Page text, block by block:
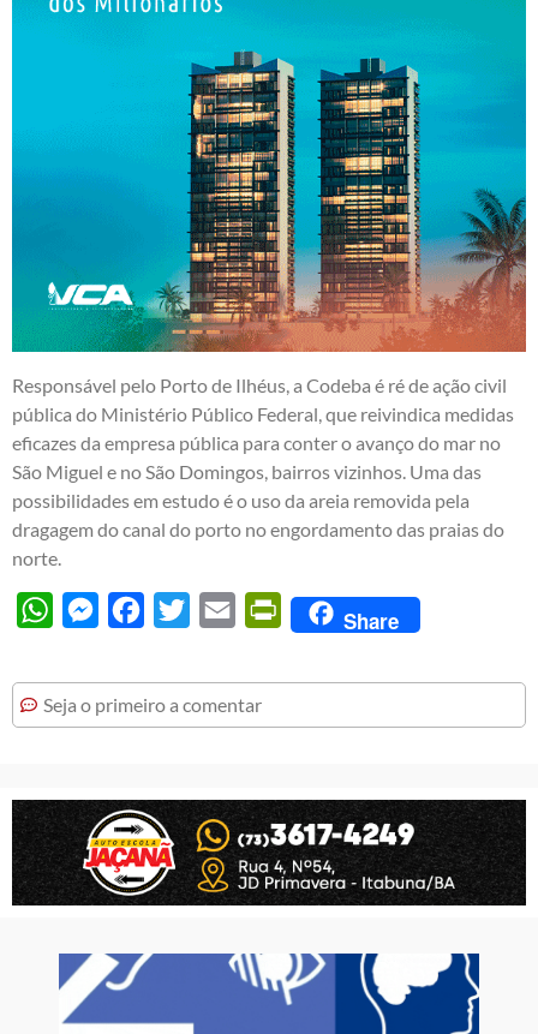
Responsável pelo Porto de Ilhéus, a Codeba é ré de ação civil
pública do Ministério Público Federal, que reivindica medidas
eficazes da empresa pública para conter o avanço do mar no
São Miguel e no São Domingos, bairros vizinhos. Uma das
possibilidades em estudo é o uso da areia removida pela
dragagem do canal do porto no engordamento das praias do
norte.
WhatsAppMessengerFacebook
Twitter Email PrintFriendly
Share
Seja o primeiro a comentar